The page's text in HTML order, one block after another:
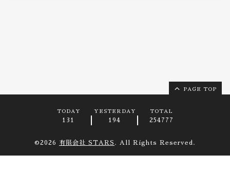
PAGE TOP
TODAY
131
YESTERDAY
194
TOTAL
254777
©2026 有限会社 STARS . All Rights Reserved.